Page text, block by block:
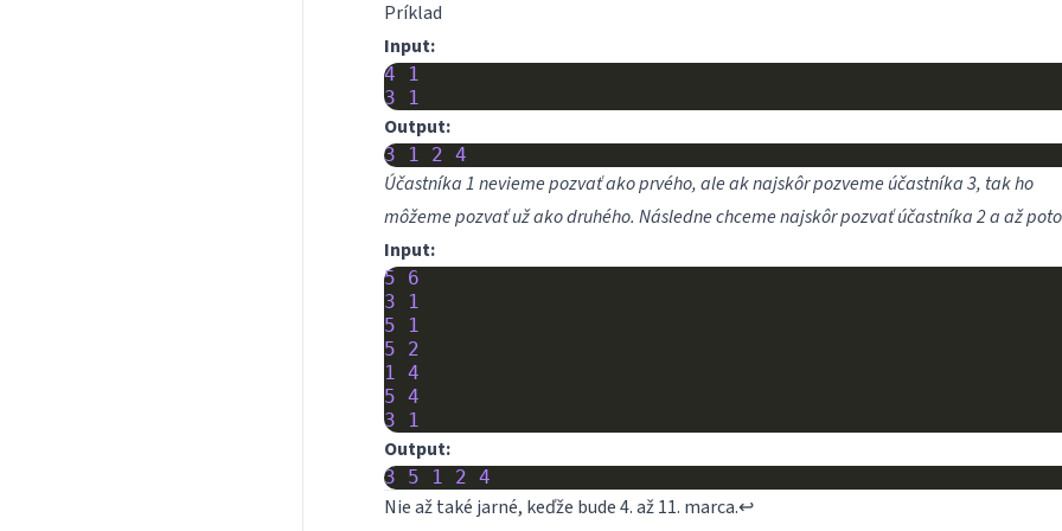
Príklad
Input:
4
1
3
1
Output:
3 1 2 4
Účastníka 1 nevieme pozvať ako prvého, ale ak najskôr pozveme účastníka 3, tak ho
môžeme pozvať už ako druhého. Následne chceme najskôr pozvať účastníka 2 a až
Input:
5
6
3
1
5
1
5
2
1 4
5 4
3
1
Output:
3 5 1 2 4
Nie až také jarné, keďže bude 4. až 11. marca.↩